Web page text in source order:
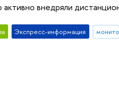
активно внедряли
Экспресс-информация